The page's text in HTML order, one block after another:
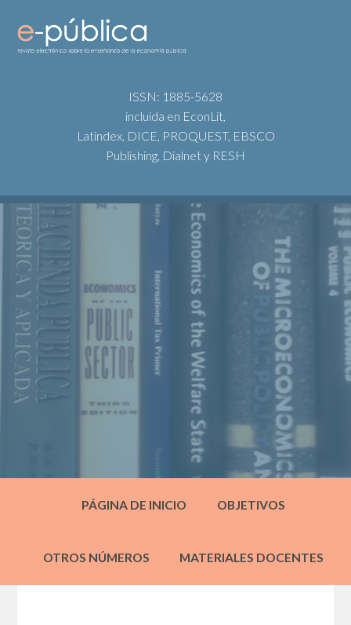
ISSN: 1885-5628
incluida en EconLit,
Latindex, DICE, PROQUEST, EBSCO
Publishing, Dialnet y RESH
PÁGINA DE INICIO OBJETIVOS
OTROS NÚMEROS MATERIALES DOCENTES